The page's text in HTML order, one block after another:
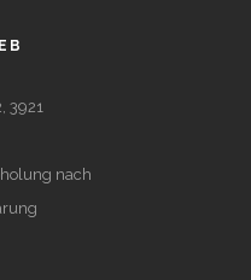
3921
nach